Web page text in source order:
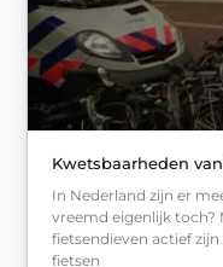
Kwetsbaarheden
In Nederland zijn er
vreemd eigenlijk toch?
fietsendieven actief
fietsen